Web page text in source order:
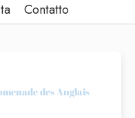
Contatto
des Anglais